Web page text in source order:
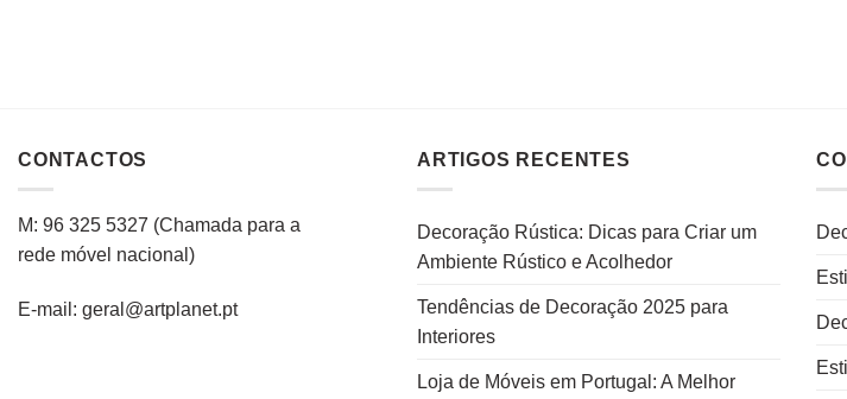
CONTACTOS
M: 96 325 5327 (Chamada para a
rede móvel nacional )
E-mail: geral@artplanet.pt
ARTIGOS RECENTES
Decoração Rústica: Dicas para Criar um
Ambiente Rústico e Acolhedor
Tendências de Decoração 2025 para
Interiores
Loja de Móveis em Portugal: A Melhor